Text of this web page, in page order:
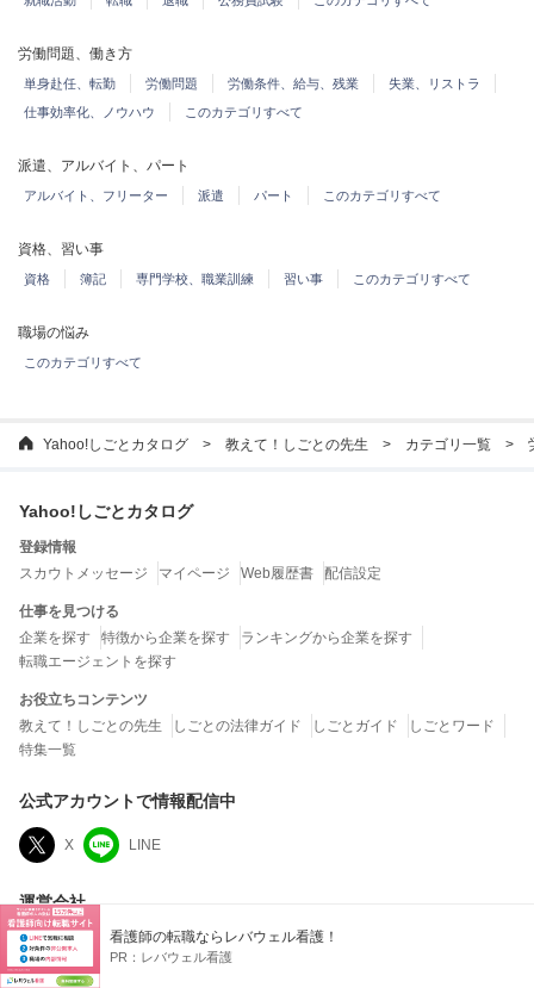
労働問題、働き方
単身赴任、転勤 労働問題 労働条件、給与、残業
失業、リストラ
仕事効率化、ノウハウ
このカテゴリすべて
派遣、アルバイト、パート
アルバイト、フリーター 派遣 パート このカテゴリすべて
資格、習い事
資格 簿記 専門学校、職業訓練 習い事 このカテゴリすべて
職場の悩み
このカテゴリすべて
Yahoo!しごとカタログ 教えて！しごとの先生 カテゴリ一覧
看護師の転職ならレバウェル看護！
PR： レバウェル看護
Yahoo!しごとカタログ
登録情報
スカウトメッセージ
マイページ Web履歴書 配信設定
仕事を見つける
企業を探す
特徴から企業を探す
ランキングから企業を探す
転職エージェントを探す
お役立ちコンテンツ
教えて！しごとの先生
しごとの法律ガイド しごとガイド
しごとワード
特集一覧
公式アカウントで情報配信中
X LINE
運営会社
LINEヤフー株式会社
当社は、クチコミの内容およびこれを利用した結果について、何ら保証するもので
はなく、一切の責任を負いません。